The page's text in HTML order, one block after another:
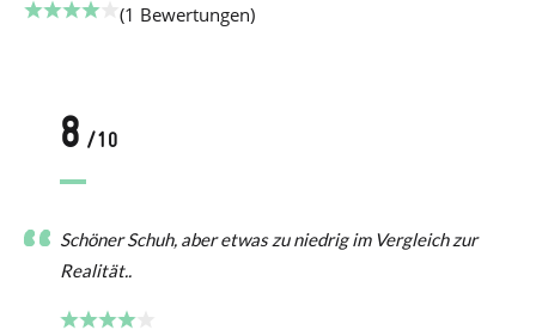
(1 Bewertungen)
8 /10
Schöner Schuh, aber etwas zu niedrig im Vergleich zur
Realität..